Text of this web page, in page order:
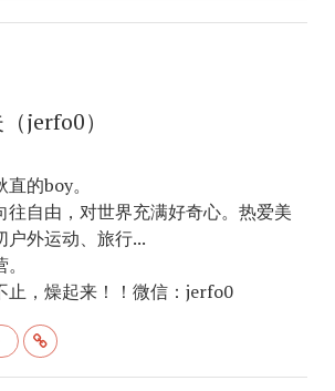
jerfo0）
的boy。
往自由，对世界充满好奇心。热爱美
户外运动、旅行...
止，燥起来！！微信：jerfo0